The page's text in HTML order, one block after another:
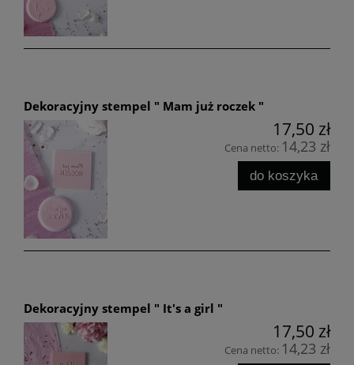
Dekoracyjny stempel " Mam już roczek "
17,50 zł
Cena netto: 14,23 zł
do koszyka
Dekoracyjny stempel " It's a girl "
17,50 zł
Cena netto: 14,23 zł